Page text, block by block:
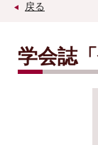
戻る
学会誌